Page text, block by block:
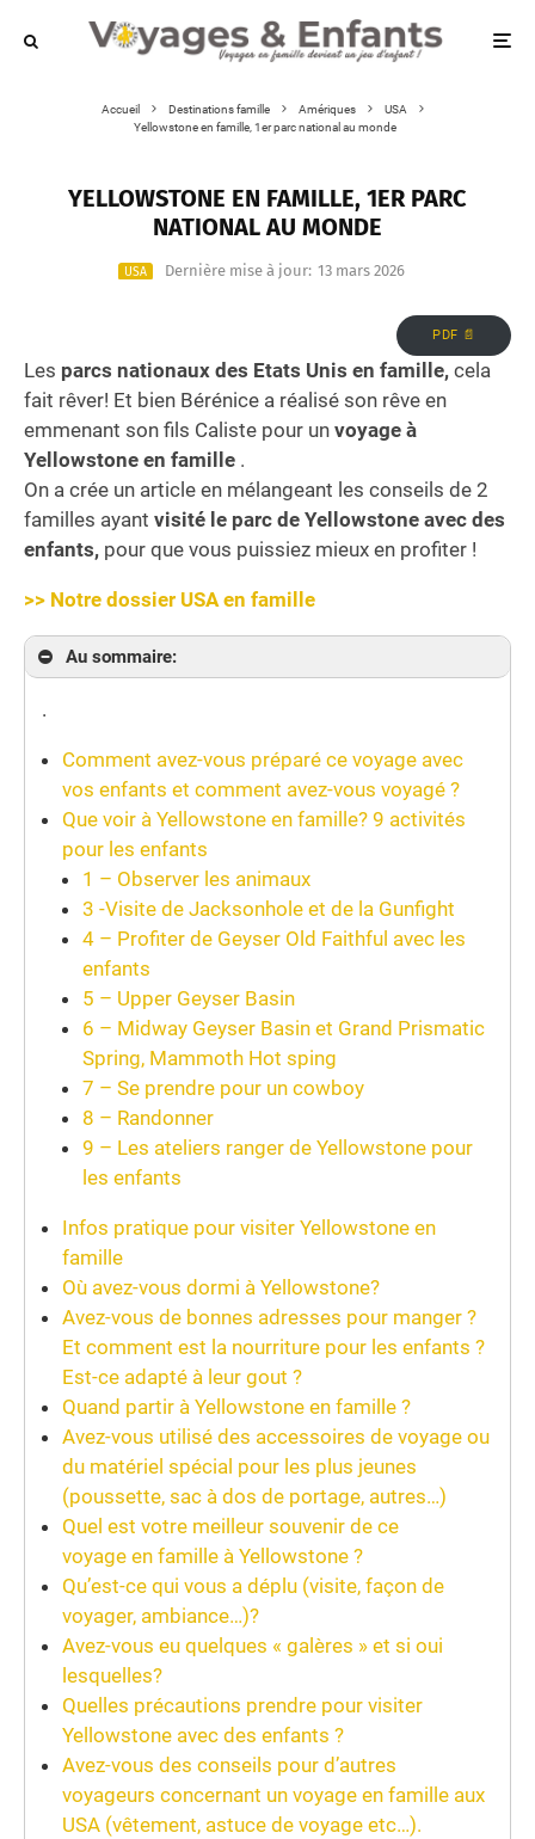
Accueil Destinations famille Amériques
USA
Yellowstone en famille, 1er parc national au monde
YELLOWSTONE EN FAMILLE, 1ER PARC
NATIONAL AU MONDE
USA Dernière mise à jour: 13 mars 2026
PDF 📄
Les parcs nationaux des Etats Unis en famille, cela
fait rêver! Et bien Bérénice a réalisé son rêve en
emmenant son fils Caliste pour un voyage à
Yellowstone en famille .
On a crée un article en mélangeant les conseils de 2
familles ayant visité le parc de Yellowstone avec des
enfants, pour que vous puissiez mieux en profiter !
>> Notre dossier USA en famille
Au sommaire:
.
Comment avez-vous préparé ce voyage avec
vos enfants et comment avez-vous voyagé ?
Que voir à Yellowstone en famille? 9 activités
pour les enfants
1 – Observer les animaux
3 -Visite de Jacksonhole et de la Gunfight
4 – Profiter de Geyser Old Faithful avec les
enfants
5 – Upper Geyser Basin
6 – Midway Geyser Basin et Grand Prismatic
Spring, Mammoth Hot sping
7 – Se prendre pour un cowboy
8 – Randonner
9 – Les ateliers ranger de Yellowstone pour
les enfants
Infos pratique pour visiter Yellowstone en
famille
Où avez-vous dormi à Yellowstone?
Avez-vous de bonnes adresses pour manger ?
Et comment est la nourriture pour les enfants ?
Est-ce adapté à leur gout ?
Quand partir à Yellowstone en famille ?
Avez-vous utilisé des accessoires de voyage ou
du matériel spécial pour les plus jeunes
(poussette, sac à dos de portage, autres…)
Quel est votre meilleur souvenir de ce
voyage en famille à Yellowstone ?
Qu’est-ce qui vous a déplu (visite, façon de
voyager, ambiance…)?
Avez-vous eu quelques « galères » et si oui
lesquelles?
Quelles précautions prendre pour visiter
Yellowstone avec des enfants ?
Avez-vous des conseils pour d’autres
voyageurs concernant un voyage en famille aux
USA (vêtement, astuce de voyage etc…).